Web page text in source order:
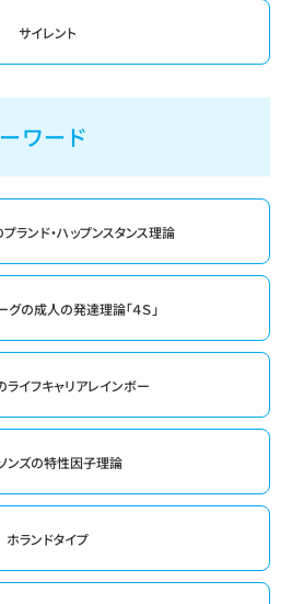
サイレント
ワード
ランド・ハップンスタンス理論
グの成人の発達理論「４Ｓ」
ライフキャリアレインボー
ンズの特性因子理論
ホランドタイプ